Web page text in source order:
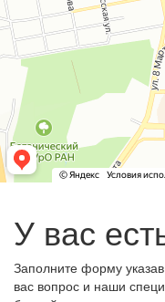
У вас
Заполните форму
вас вопрос и наши